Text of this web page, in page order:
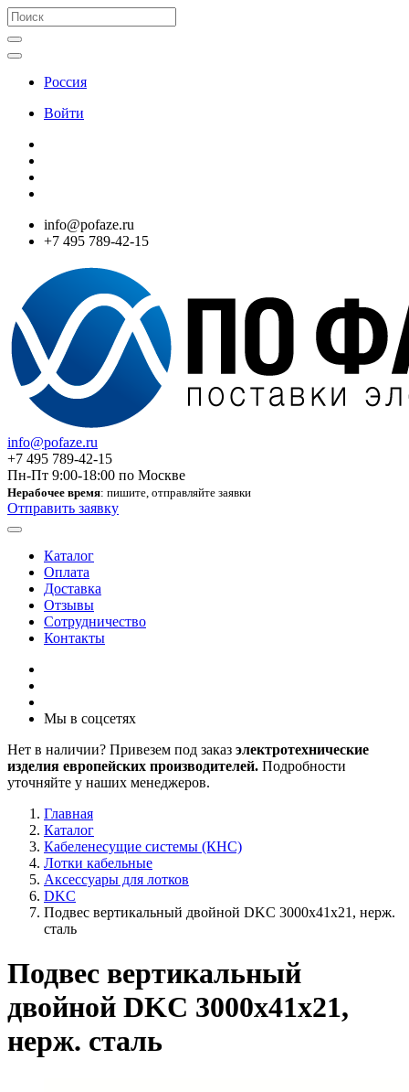
Россия
Войти
info@pofaze.ru
+7 495 789-42-15
info@pofaze.ru
+7 495 789-42-15
Пн-Пт 9:00-18:00 по Москве
Нерабочее время: пишите, отправляйте заявки
Отправить заявку
Каталог
Оплата
Доставка
Отзывы
Сотрудничество
Контакты
Мы в соцсетях
Нет в наличии? Привезем под заказ электротехнические
изделия европейских производителей. Подробности
уточняйте у наших менеджеров.
Главная
Каталог
Кабеленесущие системы (КНС)
Лотки кабельные
Аксессуары для лотков
DKC
Подвес вертикальный двойной DKC 3000х41х21, нерж.
сталь
Подвес вертикальный
двойной DKC 3000х41х21,
нерж. сталь